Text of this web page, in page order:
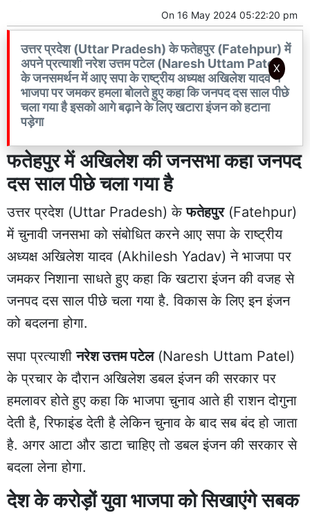
On 16 May 2024 05:22:20 pm
उत्तर प्रदेश (Uttar Pradesh) के फतेहपुर (Fatehpur) में
अपने प्रत्याशी नरेश उत्तम पटेल (Naresh Uttam Patel)
के जनसमर्थन में आए सपा के राष्ट्रीय अध्यक्ष अखिलेश यादव ने
भाजपा पर जमकर हमला बोलते हुए कहा कि जनपद दस साल पीछे
चला गया है इसको आगे बढ़ाने के लिए खटारा इंजन को हटाना
पड़ेगा
फतेहपुर में अखिलेश की जनसभा कहा जनपद
दस साल पीछे चला गया है
उत्तर प्रदेश (Uttar Pradesh) केफतेहपुर(Fatehpur)
में चुनावी जनसभा को संबोधित करने आए सपा के राष्ट्रीय
अध्यक्ष अखिलेश यादव (Akhilesh Yadav) ने भाजपा पर
जमकर निशाना साधते हुए कहा कि खटारा इंजन की वजह से
जनपद दस साल पीछे चला गया है. विकास के लिए इन इंजन
को बदलना होगा.
सपा प्रत्याशीनरेश उत्तम पटेल(Naresh Uttam Patel)
के प्रचार के दौरान अखिलेश डबल इंजन की सरकार पर
हमलावर होते हुए कहा कि भाजपा चुनाव आते ही राशन दोगुना
देती है, रिफाइंड देती है लेकिन चुनाव के बाद सब बंद हो जाता
है. अगर आटा और डाटा चाहिए तो डबल इंजन की सरकार से
बदला लेना होगा.
देश के करोड़ों युवा भाजपा को सिखाएंगे सबक
X